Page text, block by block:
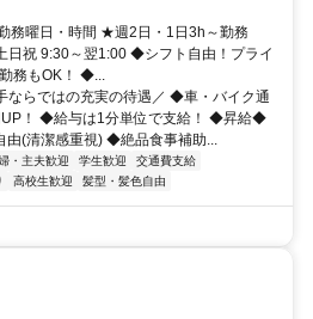
務曜日・時間 ★週2日・1日3h～勤務
祝 9:30～翌1:00 ◆シフト自由！プライ
務もOK！ ◆...
ならではの充実の待遇／ ◆車・バイク通
！ ◆給与は1分単位で支給！ ◆昇給◆
(清潔感重視) ◆絶品食事補助...
・主夫歓迎 学生歓迎
交通費支給
高校生歓迎 髪型・髪色自由